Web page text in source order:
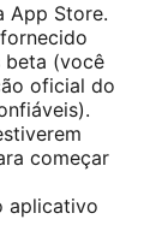
App Store.
beta (você
oficial do
começar
aplicativo